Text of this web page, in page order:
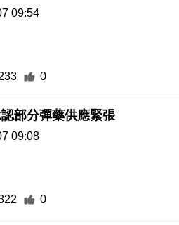
09:54
0
部分彈藥供應緊張
09:08
0